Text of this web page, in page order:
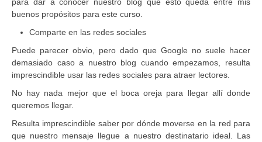
buenos propósitos para este curso.
Comparte en las redes sociales
Puede parecer obvio, pero dado que Google no suele hacer
demasiado caso a nuestro blog cuando empezamos, resulta
imprescindible usar las redes sociales para atraer lectores.
No hay nada mejor que el boca oreja para llegar allí donde
queremos llegar.
Resulta imprescindible saber por dónde moverse en la red para
que nuestro mensaje llegue a nuestro destinatario ideal. Las